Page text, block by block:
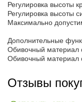
Регулировка
Регулировка
Максимально
Дополнительные
Обивочный материал
Обивочный материал
Отзывы